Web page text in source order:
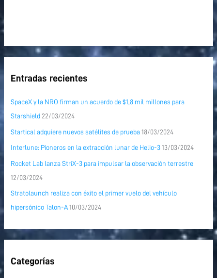
Entradas recientes
SpaceX y la NRO firman un acuerdo de $1,8 mil millones para
Starshield 22/03/2024
Startical adquiere nuevos satélites de prueba 18/03/2024
Interlune: Pioneros en la extracción lunar de Helio-3 13/03/2024
Rocket Lab lanza StriX-3 para impulsar la observación terrestre
12/03/2024
Stratolaunch realiza con éxito el primer vuelo del vehículo
hipersónico Talon-A 10/03/2024
Categorías